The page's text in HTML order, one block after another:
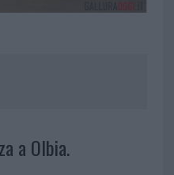
a Olbia.